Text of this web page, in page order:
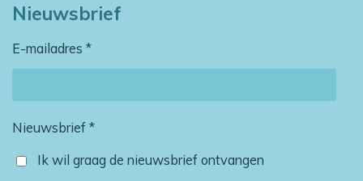
Nieuwsbrief
E-mailadres *
Nieuwsbrief *
Ik wil graag de nieuwsbrief ontvangen